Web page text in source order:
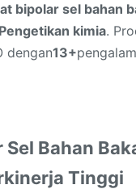
bipolar sel bahan
Pengetikan kimia.
dengan13+
Sel Bahan
Tinggi